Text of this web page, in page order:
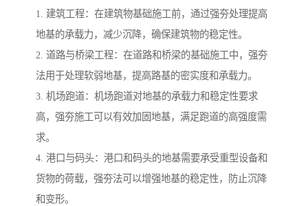
1. 建筑工程：在建筑物基础施工前，通过强夯处理提高
地基的承载力，减少沉降，确保建筑物的稳定性。
2. 道路与桥梁工程：在道路和桥梁的基础施工中，强夯
法用于处理软弱地基，提高路基的密实度和承载力。
3. 机场跑道：机场跑道对地基的承载力和稳定性要求
高，强夯施工可以有效加固地基，满足跑道的高强度需
求。
4. 港口与码头：港口和码头的地基需要承受重型设备和
货物的荷载，强夯法可以增强地基的稳定性，防止沉降
和变形。